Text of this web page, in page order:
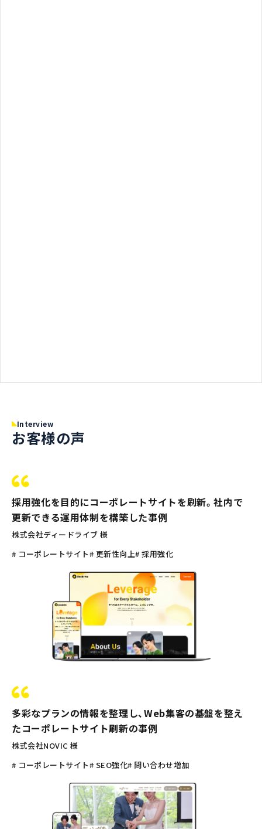
Interview
お客様の声
採用強化を目的にコーポレートサイトを刷新。社内で
更新できる運用体制を構築した事例
株式会社ディードライブ 様
# コーポレートサイト# 更新性向上# 採用強化
多彩なプランの情報を整理し、Web集客の基盤を整え
たコーポレートサイト刷新の事例
株式会社NOVIC 様
# コーポレートサイト# SEO強化# 問い合わせ増加